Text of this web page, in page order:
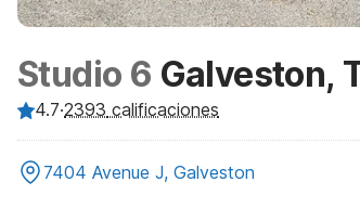
Studio 6 Galveston,
4.7·2393 calificaciones
7404 Avenue J, Galveston